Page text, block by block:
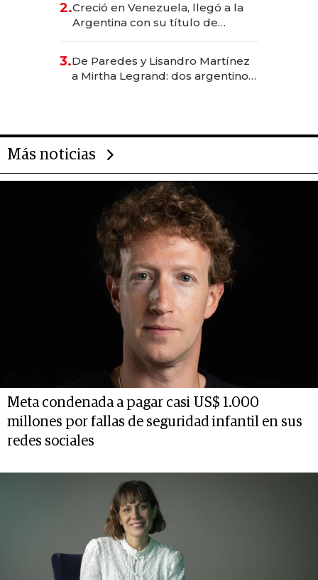
2.Creció en Venezuela, llegó a la
Argentina con su título de
las marcas "fast premium"
3.De Paredes y Lisandro Martínez
a Mirtha Legrand: dos argentinos
Más noticias
Meta condenada a pagar casi US$ 1.000
millones por fallas de seguridad infantil en sus
redes sociales